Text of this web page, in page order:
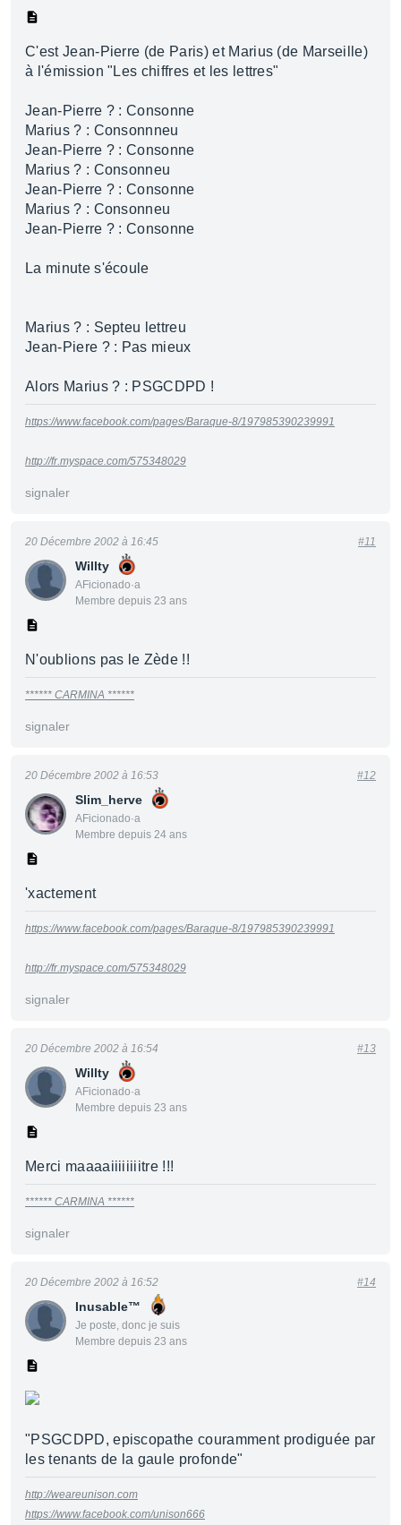
C'est Jean-Pierre (de Paris) et Marius (de Marseille)
à l'émission "Les chiffres et les lettres"
Jean-Pierre ? : Consonne
Marius ? : Consonnneu
Jean-Pierre ? : Consonne
Marius ? : Consonneu
Jean-Pierre ? : Consonne
Marius ? : Consonneu
Jean-Pierre ? : Consonne
La minute s'écoule
Marius ? : Septeu lettreu
Jean-Piere ? : Pas mieux
Alors Marius ? : PSGCDPD !
https://www.facebook.com/pages/Baraque-8/197985390239991
http://fr.myspace.com/575348029
signaler
Willty
AFicionado·a
Membre depuis 23 ans
20 Décembre 2002 à 16:45 #11
N'oublions pas le Zède !!
****** CARMINA ******
signaler
Slim_herve
AFicionado·a
Membre depuis 24 ans
20 Décembre 2002 à 16:53 #12
'xactement
https://www.facebook.com/pages/Baraque-8/197985390239991
http://fr.myspace.com/575348029
signaler
Willty
AFicionado·a
Membre depuis 23 ans
20 Décembre 2002 à 16:54 #13
Merci maaaaiiiiiiiitre !!!
****** CARMINA ******
signaler
Inusable™
Je poste, donc je suis
Membre depuis 23 ans
20 Décembre 2002 à 16:52 #14
"PSGCDPD, episcopathe couramment prodiguée par
les tenants de la gaule profonde"
http://weareunison.com
https://www.facebook.com/unison666